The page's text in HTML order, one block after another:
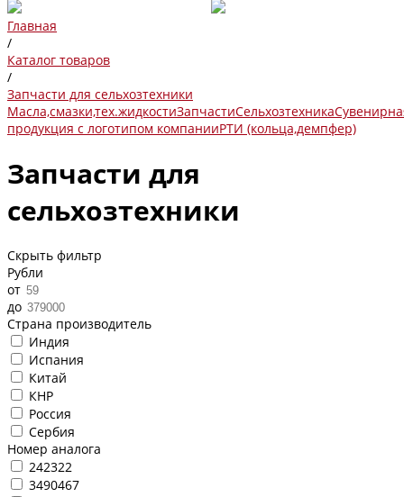
Главная
/
Каталог товаров
/
Запчасти для сельхозтехники
Масла,смазки,тех.жидкостиЗапчастиСельхозтехника
продукция с логотипом компанииРТИ (кольца,демпфер)
Запчасти для
сельхозтехники
Скрыть фильтр
Рубли
от
до
Страна производитель
Индия
Испания
Китай
КНР
Россия
Сербия
Номер аналога
242322
3490467